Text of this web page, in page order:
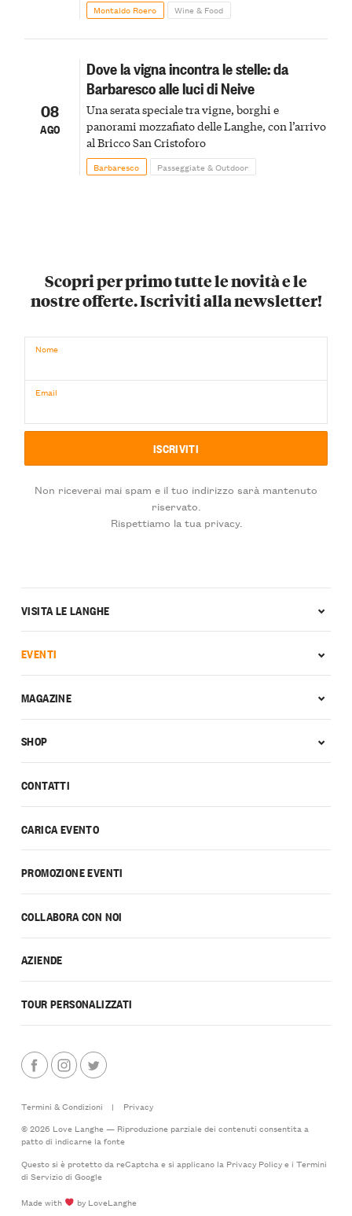
Montaldo Roero Wine & Food
08
AGO
Dove la vigna incontra le stelle: da
Barbaresco alle luci di Neive
Una serata speciale tra vigne, borghi e
panorami mozzafiato delle Langhe, con l’arrivo
al Bricco San Cristoforo
Barbaresco Passeggiate & Outdoor
Scopri per primo tutte le novità e le
nostre offerte. Iscriviti alla newsletter!
Nome
Email
Non riceverai mai spam e il tuo indirizzo sarà mantenuto
riservato.
Rispettiamo la tua privacy.
CONTATTI
CARICA EVENTO
PROMOZIONE EVENTI
COLLABORA CON NOI
AZIENDE
TOUR PERSONALIZZATI
VISITA LE LANGHE
EVENTI
MAGAZINE
SHOP
Termini & Condizioni |
Privacy
© 2026 Love Langhe — Riproduzione parziale dei contenuti consentita a
patto di indicarne la fonte
Questo si è protetto da reCaptcha e si applicano la Privacy Policye i Termini
di Serviziodi Google
Made with
by LoveLanghe